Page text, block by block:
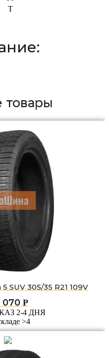
T
товары
SUV 305/35 R21 109V
070 Р
2-4 ДНЯ
>4